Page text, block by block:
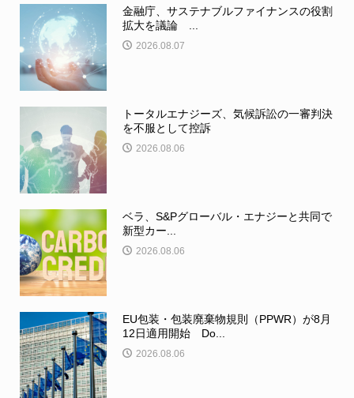
金融庁、サステナブルファイナンスの役割
拡大を議論 ...
2026.08.07
トータルエナジーズ、気候訴訟の一審判決
を不服として控訴
2026.08.06
ベラ、S&Pグローバル・エナジーと共同で
新型カー...
2026.08.06
EU包装・包装廃棄物規則（PPWR）が8月
12日適用開始 Do...
2026.08.06